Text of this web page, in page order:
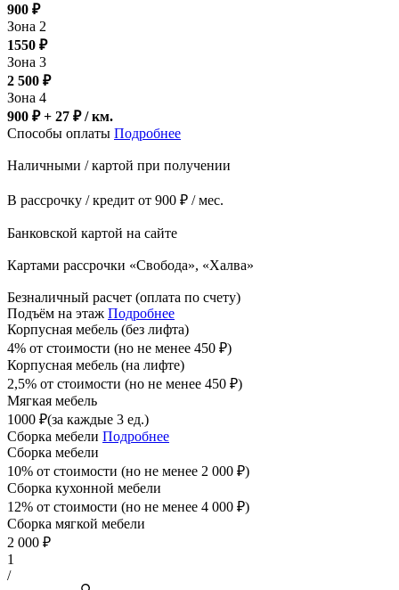
900 ₽
Зона 2
1550 ₽
Зона 3
2 500 ₽
Зона 4
900 ₽ + 27 ₽/ км.
Способы оплаты Подробнее
Наличными / картой при получении
В рассрочку / кредит от 900 ₽ / мес.
Банковской картой на сайте
Картами рассрочки «Свобода», «Халва»
Безналичный расчет (оплата по счету)
Подъём на этаж Подробнее
Корпусная мебель (без лифта)
4% от стоимости (но не менее 450 ₽)
Корпусная мебель (на лифте)
2,5% от стоимости (но не менее 450 ₽)
Мягкая мебель
1000 ₽(за каждые 3 ед.)
Сборка мебели Подробнее
Сборка мебели
10% от стоимости (но не менее 2 000 ₽)
Сборка кухонной мебели
12% от стоимости (но не менее 4 000 ₽)
Сборка мягкой мебели
2 000 ₽
1
/